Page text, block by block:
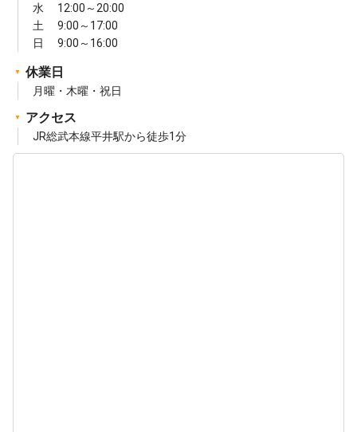
水 12:00～20:00
土 9:00～17:00
日 9:00～16:00
休業日
月曜・木曜・祝日
アクセス
JR総武本線平井駅から徒歩1分